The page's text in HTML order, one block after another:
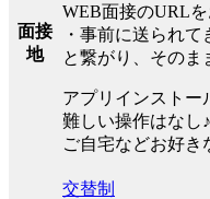
面接
地
WEB面接のURLを
・事前に送られ
と繋がり、そのま
アプリインストー
難しい操作はなし
ご自宅などお好き
交替制